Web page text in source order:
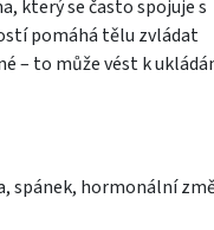
který se často spojuje s
pomáhá tělu zvládat
– to může vést k
spánek, hormonální